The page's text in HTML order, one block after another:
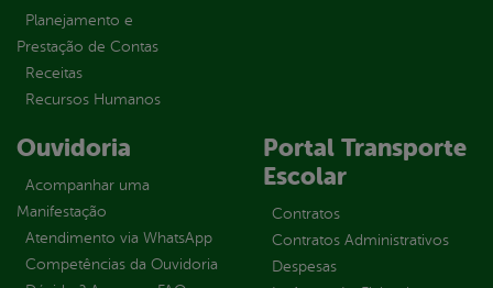
Planejamento e
Prestação de Contas
Receitas
Recursos Humanos
Ouvidoria
Acompanhar uma
Manifestação
Atendimento via WhatsApp
Competências da Ouvidoria
Portal Transporte
Escolar
Contratos
Contratos Administrativos
Despesas